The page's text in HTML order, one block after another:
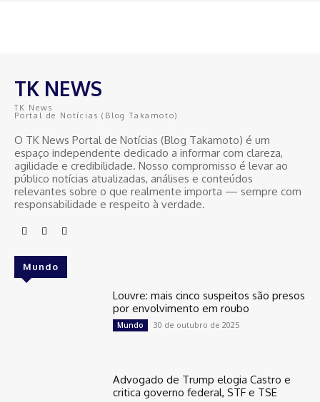
TK NEWS
TK News
Portal de Notícias (Blog Takamoto)
O TK News Portal de Notícias (Blog Takamoto) é um
espaço independente dedicado a informar com clareza,
agilidade e credibilidade. Nosso compromisso é levar ao
público notícias atualizadas, análises e conteúdos
relevantes sobre o que realmente importa — sempre com
responsabilidade e respeito à verdade.
Mundo
Louvre: mais cinco suspeitos são presos
por envolvimento em roubo
Mundo 30 de outubro de 2025
Advogado de Trump elogia Castro e
critica governo federal, STF e TSE